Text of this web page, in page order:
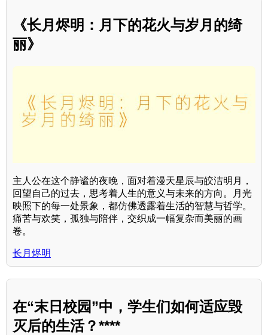
《长月烬明：月下的花火与岁月的绮
丽》
主人公在这个静谧的夜晚，面对着漫天星辰与皎洁明月，
回望自己的过去，思考着人生的意义与未来的方向。月光
映照下的每一处景象，都仿佛透露着生活的智慧与哲学。
痛苦与欢笑，孤独与陪伴，交织成一幅复杂而美丽的画
卷。
长月烬明
在“末日校园”中，学生们如何适应毁
灭后的生活？****